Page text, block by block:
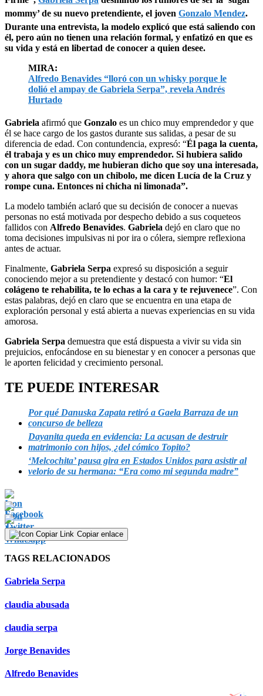
mommy’ de su nuevo pretendiente, el joven Gonzalo Mendez.
Durante una entrevista, la modelo explicó que está saliendo con
él, pero aún no tienen una relación formal, y enfatizó en que es
su vida y está en libertad de conocer a quien desee.
MIRA:
Alfredo Benavides “lloró con un whisky porque le
dolió el ampay de Gabriela Serpa”, revela Andrés
Hurtado
Gabriela afirmó que Gonzalo es un chico muy emprendedor y que
él se hace cargo de los gastos durante sus salidas, a pesar de su
diferencia de edad. Con contundencia, expresó: “Él paga la cuenta,
él trabaja y es un chico muy emprendedor. Si hubiera salido
con un sugar daddy, me hubieran dicho que soy una interesada,
y ahora que salgo con un chibolo, me dicen Lucía de la Cruz y
rompe cuna. Entonces ni chicha ni limonada”.
La modelo también aclaró que su decisión de conocer a nuevas
personas no está motivada por despecho debido a sus coqueteos
fallidos con Alfredo Benavides. Gabriela dejó en claro que no
toma decisiones impulsivas ni por ira o cólera, siempre reflexiona
antes de actuar.
Finalmente, Gabriela Serpa expresó su disposición a seguir
conociendo mejor a su pretendiente y destacó con humor: “El
colágeno te rehabilita, te lo echas a la cara y te rejuvenece”. Con
estas palabras, dejó en claro que se encuentra en una etapa de
exploración personal y está abierta a nuevas experiencias en su vida
amorosa.
Gabriela Serpa demuestra que está dispuesta a vivir su vida sin
prejuicios, enfocándose en su bienestar y en conocer a personas que
le aporten felicidad y crecimiento personal.
TE PUEDE INTERESAR
Por qué Danuska Zapata retiró a Gaela Barraza de un
concurso de belleza
Dayanita queda en evidencia: La acusan de destruir
matrimonio con hijos, ¿del cómico Topito?
‘Melcochita’ pausa gira en Estados Unidos para asistir al
velorio de su hermana: “Era como mi segunda madre”
Copiar enlace
TAGS RELACIONADOS
Gabriela Serpa
claudia abusada
claudia serpa
Jorge Benavides
Alfredo Benavides